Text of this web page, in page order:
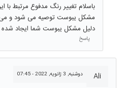
باسلام تغییر رنگ مدفوع مرتبط با
مشکل یبوست توصیه می شود و می
دلیل مشکل یبوست شما ایجاد شده
پاسخ
Ali دوشنبه, 3 ژانویه, 2022 - 07:45